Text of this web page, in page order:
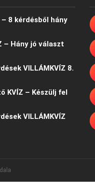
8 kérdésből hány
– Hány jó választ
VILLÁMKVÍZ 8.
KVÍZ – Készülj fel
VILLÁMKVÍZ